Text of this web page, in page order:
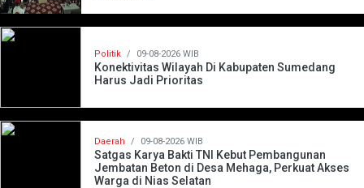
Politik / 09-08-2026 WIB
Konektivitas Wilayah Di Kabupaten Sumedang
Harus Jadi Prioritas
Daerah / 09-08-2026 WIB
Satgas Karya Bakti TNI Kebut Pembangunan
Jembatan Beton di Desa Mehaga, Perkuat Akses
Warga di Nias Selatan